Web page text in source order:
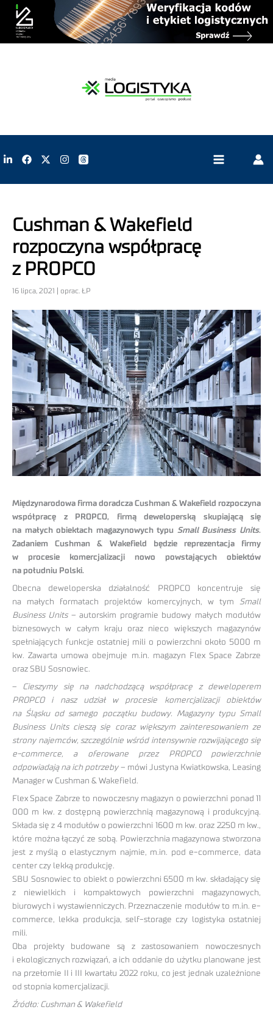
Cushman & Wakefield
rozpoczyna współpracę
z PROPCO
16 lipca, 2021 | oprac. ŁP
Międzynarodowa firma doradcza Cushman & Wakefield rozpoczyna
współpracę z PROPCO, firmą deweloperską skupiającą się
na małych obiektach magazynowych typu Small Business Units.
Zadaniem Cushman & Wakefield będzie reprezentacja firmy
w procesie komercjalizacji nowo powstających obiektów
na południu Polski.
Obecna deweloperska działalność PROPCO koncentruje się
na małych formatach projektów komercyjnych, w tym Small
Business Units– autorskim programie budowy małych modułów
biznesowych w całym kraju oraz nieco większych magazynów
spełniających funkcje ostatniej mili o powierzchni około 5000 m
kw. Zawarta umowa obejmuje m.in. magazyn Flex Space Zabrze
oraz SBU Sosnowiec.
– Cieszymy się na nadchodzącą współpracę z deweloperem
PROPCO i nasz udział w procesie komercjalizacji obiektów
na Śląsku od samego początku budowy. Magazyny typu Small
Business Units cieszą się coraz większym zainteresowaniem ze
strony najemców, szczególnie wśród intensywnie rozwijającego się
e-commerce, a oferowane przez PROPCO powierzchnie
odpowiadają na ich potrzeby– mówi Justyna Kwiatkowska, Leasing
Manager w Cushman & Wakefield.
Flex Space Zabrze to nowoczesny magazyn o powierzchni ponad 11
000 m kw. z dostępną powierzchnią magazynową i produkcyjną.
Składa się z 4 modułów o powierzchni 1600 m kw. oraz 2250 m kw.,
które można łączyć ze sobą. Powierzchnia magazynowa stworzona
jest z myślą o elastycznym najmie, m.in. pod e-commerce, data
center czy lekką produkcję.
SBU Sosnowiec to obiekt o powierzchni 6500 m kw. składający się
z niewielkich i kompaktowych powierzchni magazynowych,
biurowych i wystawienniczych. Przeznaczenie modułów to m.in. e-
commerce, lekka produkcja, self-storage czy logistyka ostatniej
mili.
Oba projekty budowane są z zastosowaniem nowoczesnych
i ekologicznych rozwiązań, a ich oddanie do użytku planowane jest
na przełomie II i III kwartału 2022 roku, co jest jednak uzależnione
od stopnia komercjalizacji.
Źródło: Cushman & Wakefield